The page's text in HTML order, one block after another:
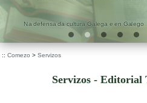
e en Galego
:: Comezo > Servizos
Servizos - Editorial